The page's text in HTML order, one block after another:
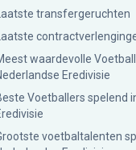
Laatste transfergeruchten
Laatste
waardevolle
Eredivisie
Voetballers spelend
voetbaltalenten